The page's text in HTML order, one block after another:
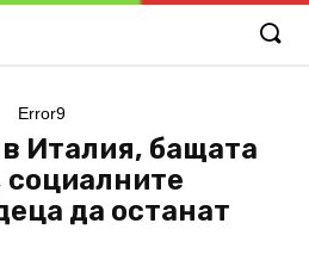
Error9
Италия, бащата
социалните
да останат